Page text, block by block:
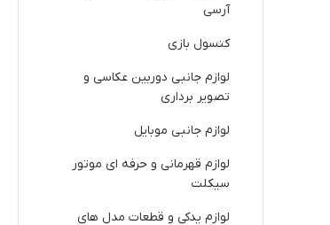
آرسی
کنسول بازی
لوازم جانبی دوربین عکاسی و
تصویر برداری
لوازم جانبی موبایل
لوازم قهرمانی و حرفه ای موتور
سیکلت
لوازم یدکی و قطعات مدل های